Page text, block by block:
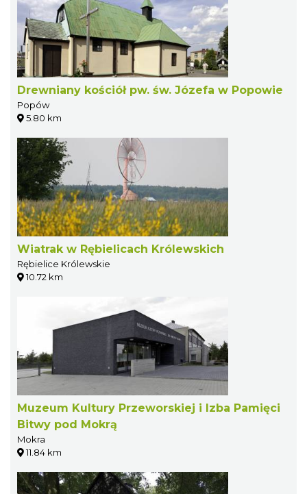
Drewniany kościół pw. św. Józefa w Popowie
Popów
5.80 km
Wiatrak w Rębielicach Królewskich
Rębielice Królewskie
10.72 km
Muzeum Kultury Przeworskiej i Izba Pamięci
Bitwy pod Mokrą
Mokra
11.84 km